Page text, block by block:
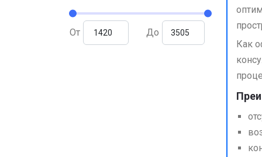
От До
Как